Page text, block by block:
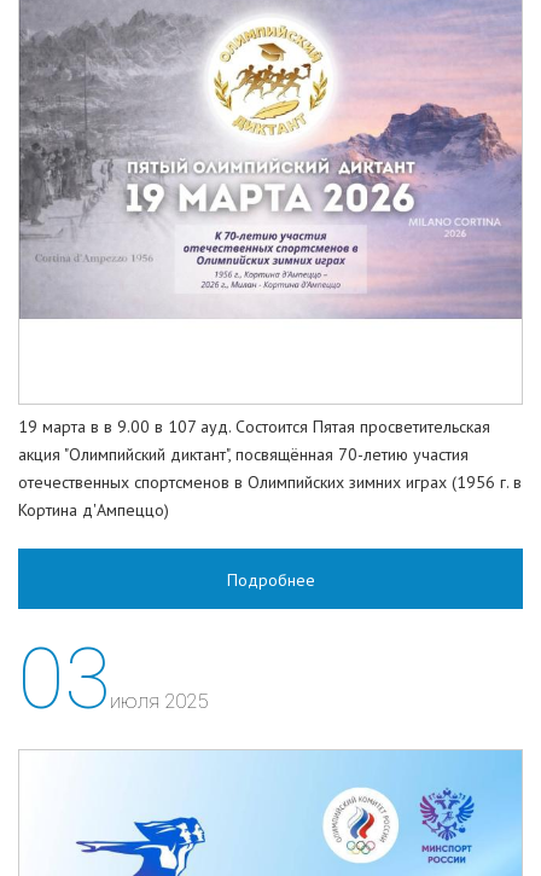
19 марта в в 9.00 в 107 ауд. Состоится Пятая просветительская
акция "Олимпийский диктант", посвящённая 70-летию участия
отечественных спортсменов в Олимпийских зимних играх (1956 г. в
Кортина д'Ампеццо)
Подробнее
03 июля 2025